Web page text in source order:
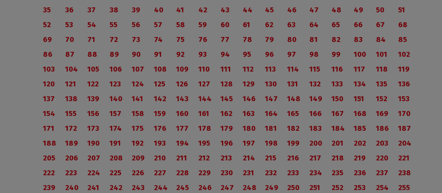
35
36 37 38 39 40 41 42 43 44 45 46 47 48 49 50
51
52
53 54 55 56 57 58 59 60 61 62 63 64 65 66 67
68
69
70 71 72 73 74 75 76 77 78 79 80 81 82 83 84
85
86
87 88 89 90 91 92 93 94 95 96 97 98 99 100 101
102
103
104 105 106 107 108 109 110 111 112 113 114 115 116 117 118
119
120
121 122 123 124 125 126 127 128 129 130 131 132 133 134 135
136
137
138 139 140 141 142 143 144 145 146 147 148 149 150 151 152
153
154
155 156 157 158 159 160 161 162 163 164 165 166 167 168 169
170
171
172 173 174 175 176 177 178 179 180 181 182 183 184 185 186
187
188
189 190 191 192 193 194 195 196 197 198 199 200 201 202 203
204
205
206 207 208 209 210 211 212 213 214 215 216 217 218 219 220
221
222
223 224 225 226 227 228 229 230 231 232 233 234 235 236 237
238
239
240 241 242 243 244 245 246 247 248 249 250 251 252 253 254
255